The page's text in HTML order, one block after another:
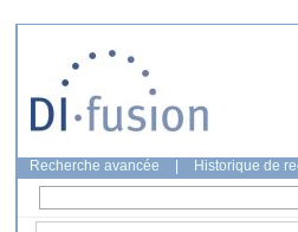
Recherche avancée Historique de